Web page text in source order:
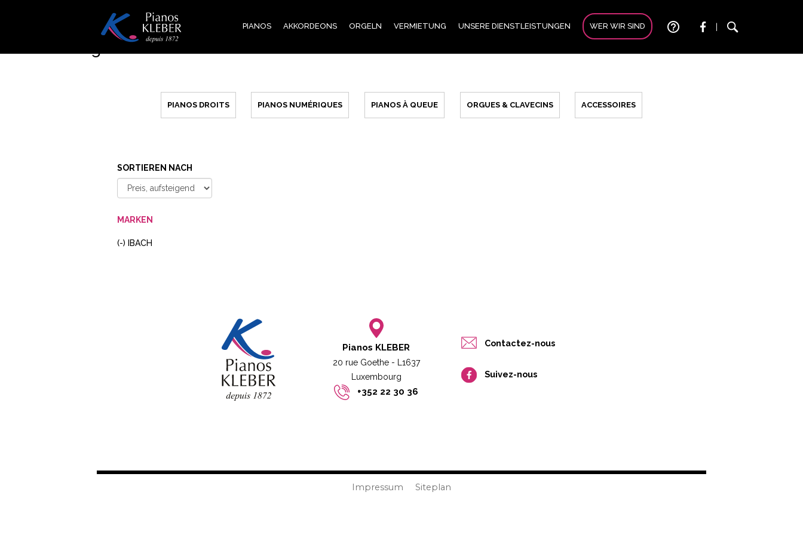
PIANOS AKKORDEONS ORGELN VERMIETUNG UNSERE DIENSTLEISTUNGEN WER WIR SIND help_outline
PIANOS DROITS PIANOS NUMÉRIQUES PIANOS À QUEUE ORGUES & CLAVECINS ACCESSOIRES
SORTIEREN NACH
MARKEN
(-)
IBACH-
IBACH
Pianos KLEBER
20 rue Goethe - L1637
Luxembourg​​
+352 22 30 36
Contactez-nous
Suivez-nous
Impressum Siteplan